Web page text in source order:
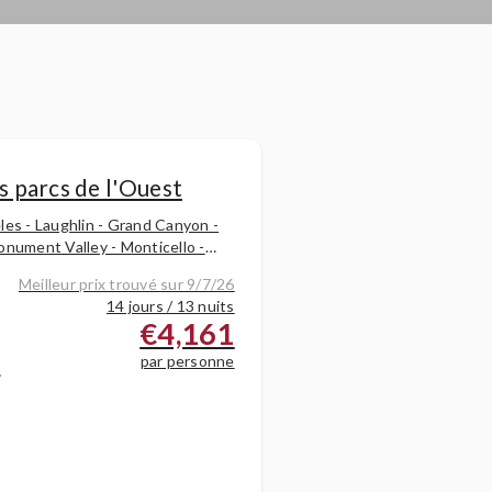
parcs de l'Ouest
- Laughlin - Grand Canyon -
Valley - Monticello -
- Parc national de Grand
Meilleur prix trouvé sur 9/7/26
14 jours / 13 nuits
€4,161
par personne